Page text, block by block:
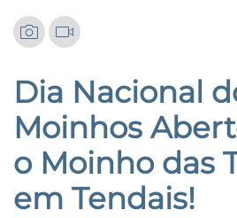
Dia Nacional
Moinhos
o Moinho das
em Tendais!